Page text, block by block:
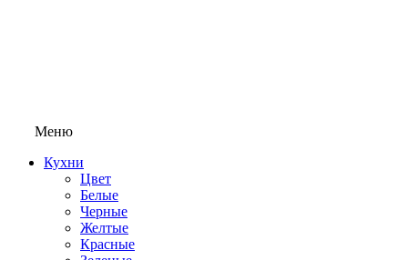
Меню
Кухни
Цвет
Белые
Черные
Желтые
Красные